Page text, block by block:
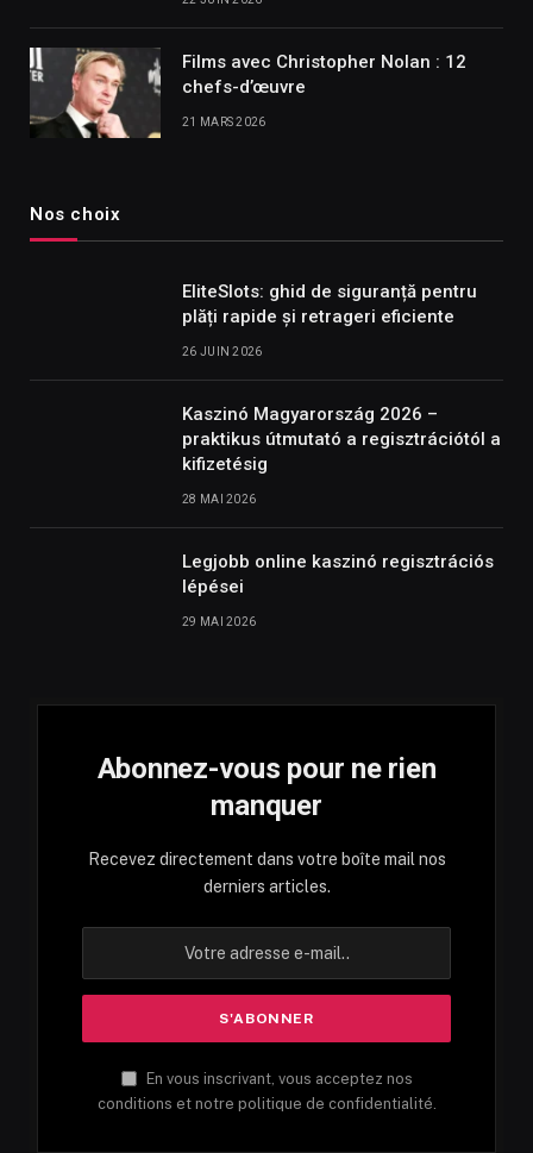
Films avec Christopher Nolan : 12
chefs-d’œuvre
21 MARS 2026
Nos choix
EliteSlots: ghid de siguranță pentru
plăți rapide și retrageri eficiente
26 JUIN 2026
Kaszinó Magyarország 2026 –
praktikus útmutató a regisztrációtól a
kifizetésig
28 MAI 2026
Legjobb online kaszinó regisztrációs
lépései
29 MAI 2026
Abonnez-vous pour ne rien
manquer
Recevez directement dans votre boîte mail nos
derniers articles.
En vous inscrivant, vous acceptez nos
conditions et notre politique de confidentialité.